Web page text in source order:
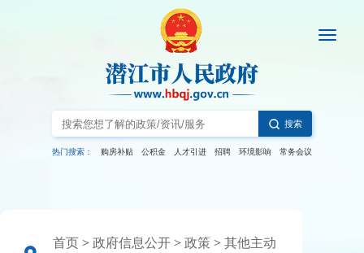
搜索
热门搜索： 购房补贴 公积金 人才引进 招聘 环境影响 常务会议
首页 > 政府信息公开 > 政策 > 其他主动